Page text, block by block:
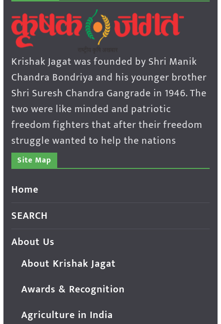
Krishak Jagat was founded by Shri Manik
Chandra Bondriya and his younger brother
Shri Suresh Chandra Gangrade in 1946. The
two were like minded and patriotic
freedom fighters that after their freedom
struggle wanted to help the nations
Site Map
Home
SEARCH
About Us
About Krishak Jagat
Awards & Recognition
Agriculture in India